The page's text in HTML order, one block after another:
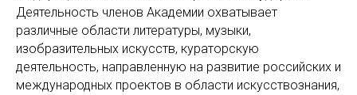
Деятельность членов Академии охватывает
различные области литературы, музыки,
изобразительных искусств, кураторскую
деятельность, направленную на развитие российских и
международных проектов в области искусствознания,